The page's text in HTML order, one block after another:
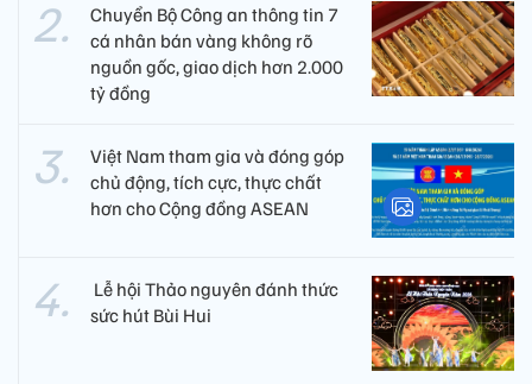
Chuyển Bộ Công an thông tin 7
cá nhân bán vàng không rõ
nguồn gốc, giao dịch hơn 2.000
tỷ đồng
Việt Nam tham gia và đóng góp
chủ động, tích cực, thực chất
hơn cho Cộng đồng ASEAN
​ Lễ hội Thảo nguyên đánh thức
sức hút Bùi Hui